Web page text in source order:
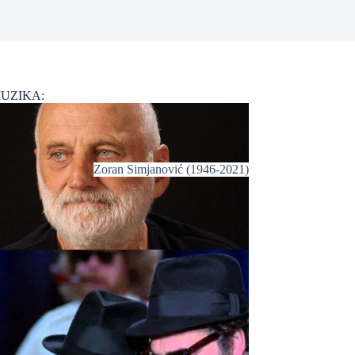
Zoran Simjanović (1946-2021)